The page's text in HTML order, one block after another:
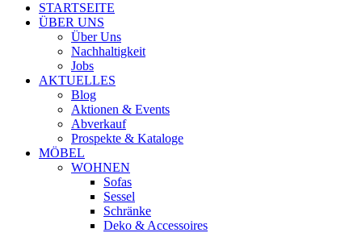
STARTSEITE
ÜBER UNS
Über Uns
Nachhaltigkeit
Jobs
AKTUELLES
Blog
Aktionen & Events
Abverkauf
Prospekte & Kataloge
MÖBEL
WOHNEN
Sofas
Sessel
Schränke
Deko & Accessoires